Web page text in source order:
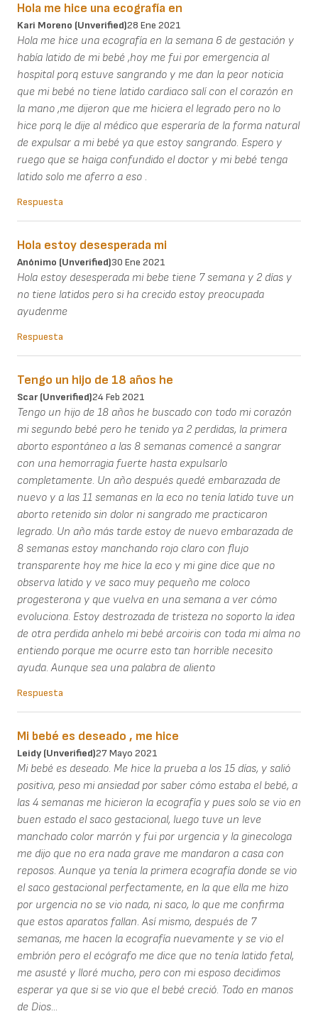
Hola me hice una ecografía en
Kari Moreno (unverified)28 Ene 2021
Hola me hice una ecografía en la semana 6 de gestación y
había latido de mi bebé ,hoy me fui por emergencia al
hospital porq estuve sangrando y me dan la peor noticia
que mi bebé no tiene latido cardiaco salí con el corazón en
la mano ,me dijeron que me hiciera el legrado pero no lo
hice porq le dije al médico que esperaría de la forma natural
de expulsar a mi bebé ya que estoy sangrando. Espero y
ruego que se haiga confundido el doctor y mi bebé tenga
latido solo me aferro a eso .
Respuesta
Hola estoy desesperada mi
Anónimo (unverified)30 Ene 2021
Hola estoy desesperada mi bebe tiene 7 semana y 2 días y
no tiene latidos pero si ha crecido estoy preocupada
ayudenme
Respuesta
Tengo un hijo de 18 años he
Scar (unverified)24 Feb 2021
Tengo un hijo de 18 años he buscado con todo mi corazón
mi segundo bebé pero he tenido ya 2 perdidas, la primera
aborto espontáneo a las 8 semanas comencé a sangrar
con una hemorragia fuerte hasta expulsarlo
completamente. Un año después quedé embarazada de
nuevo y a las 11 semanas en la eco no tenía latido tuve un
aborto retenido sin dolor ni sangrado me practicaron
legrado. Un año más tarde estoy de nuevo embarazada de
8 semanas estoy manchando rojo claro con flujo
transparente hoy me hice la eco y mi gine dice que no
observa latido y ve saco muy pequeño me coloco
progesterona y que vuelva en una semana a ver cómo
evoluciona. Estoy destrozada de tristeza no soporto la idea
de otra perdida anhelo mi bebé arcoiris con toda mi alma no
entiendo porque me ocurre esto tan horrible necesito
ayuda. Aunque sea una palabra de aliento
Respuesta
Mi bebé es deseado , me hice
Leidy (unverified)27 Mayo 2021
Mi bebé es deseado. Me hice la prueba a los 15 días, y salió
positiva, peso mi ansiedad por saber cómo estaba el bebé, a
las 4 semanas me hicieron la ecografía y pues solo se vio en
buen estado el saco gestacional, luego tuve un leve
manchado color marrón y fui por urgencia y la ginecologa
me dijo que no era nada grave me mandaron a casa con
reposos. Aunque ya tenía la primera ecografía donde se vio
el saco gestacional perfectamente, en la que ella me hizo
por urgencia no se vio nada, ni saco, lo que me confirma
que estos aparatos fallan. Así mismo, después de 7
semanas, me hacen la ecografía nuevamente y se vio el
embrión pero el ecógrafo me dice que no tenía latido fetal,
me asusté y lloré mucho, pero con mi esposo decidimos
esperar ya que si se vio que el bebé creció. Todo en manos
de Dios...